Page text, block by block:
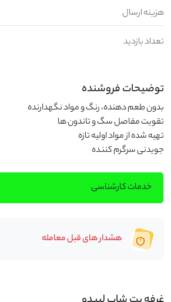
هزینه ارسال
تعداد بازدید
توضیحات فروشنده
جویدنی سرگرم کننده
خدمات کارشناسی
هشدار های قبل معامله